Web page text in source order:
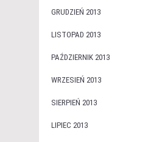
GRUDZIEŃ 2013
LISTOPAD 2013
PAŹDZIERNIK 2013
WRZESIEŃ 2013
SIERPIEŃ 2013
LIPIEC 2013